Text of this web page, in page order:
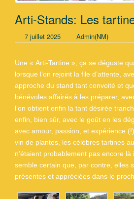
Arti-Stands: Les
7 juillet 2025 Admin(NM)
Une « Arti-Tartine », ça se déguste
lorsque l’on rejoint la file d’attente,
approche du stand tant convoité et
bénévoles affairés à les préparer,
l’on obtient enfin la tant désirée
enfin, bien sûr, avec le goût en les
avec amour, passion, et expérience
vin de plantes, les célèbres tartines
n’étaient probablement pas encore
semble certain que, par contre, elles
présentes et appréciées dans le